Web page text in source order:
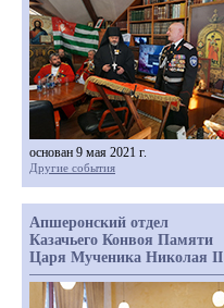
основан 9 мая 2021 г.
Другие события
Апшеронский отдел
Казачьего Конвоя Памяти
Царя Мученика Николая II